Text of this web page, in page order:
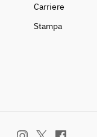
Carriere
Stampa